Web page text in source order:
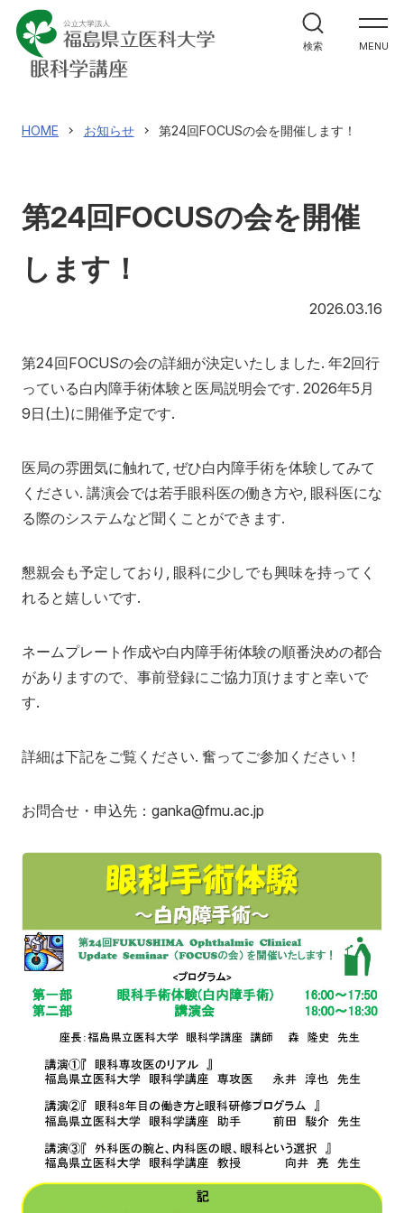
MENU
ホーム
教室紹介
研究・実績
医療関係者の皆様へ
医局員専用
En/Ch
アクセス お問い合わせ
検索
HOME お知らせ 第24回FOCUSの会を開催します！
第24回FOCUSの会を開催
します！
2026.03.16
第24回FOCUSの会の詳細が決定いたしました. 年2回行
っている白内障手術体験と医局説明会です. 2026年5月
9日(土)に開催予定です.
医局の雰囲気に触れて, ぜひ白内障手術を体験してみて
ください. 講演会では若手眼科医の働き方や, 眼科医にな
る際のシステムなど聞くことができます.
懇親会も予定しており, 眼科に少しでも興味を持ってく
れると嬉しいです.
ネームプレート作成や白内障手術体験の順番決めの都合
がありますので、事前登録にご協力頂けますと幸いで
す.
詳細は下記をご覧ください. 奮ってご参加ください！
お問合せ・申込先：ganka@fmu.ac.jp